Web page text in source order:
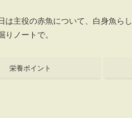
主役の赤魚について、白身魚ら
ノートで。
栄養ポイント